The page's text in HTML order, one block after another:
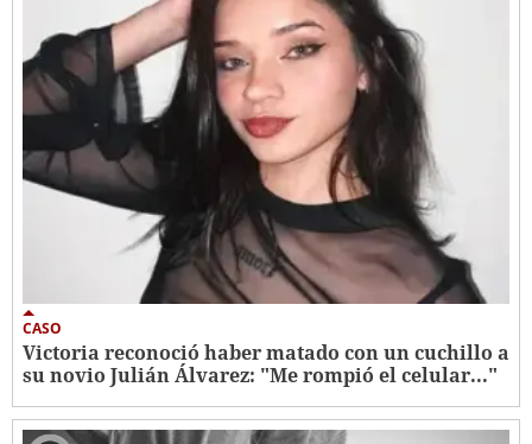
CASO
Victoria reconoció haber matado con un cuchillo a
su novio Julián Álvarez: "Me rompió el celular..."